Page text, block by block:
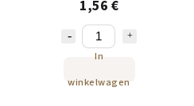
1,56 €
In
winkelwagen